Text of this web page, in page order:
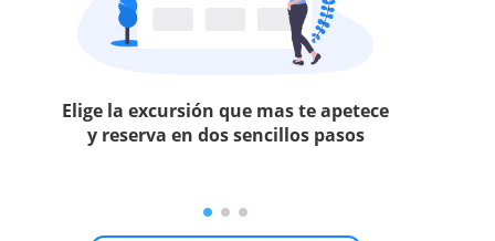
Elige la excursión que mas te apetece
y reserva en dos sencillos pasos